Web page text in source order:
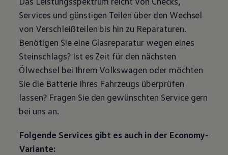
Magazin
Lifestyle
Transport
Elektromobilität
Volkswagen R
Pannen- und Unfallhilfe
Volkswagen Kundenbetreuung
Services und günstigen Teilen über den Wechsel
von Verschleißteilen bis hin zu Reparaturen.
Benötigen Sie eine Glasreparatur wegen eines
Steinschlags? Ist es Zeit für den nächsten
Ölwechsel bei Ihrem Volkswagen oder möchten
Sie die Batterie Ihres Fahrzeugs überprüfen
lassen? Fragen Sie den gewünschten Servicegern
bei uns an.
Folgende Services gibt es auch in der Economy-
Variante: